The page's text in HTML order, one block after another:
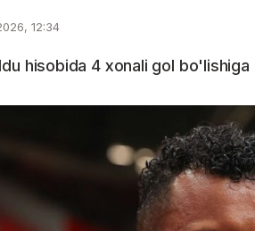
12:34
hisobida 4 xonali gol